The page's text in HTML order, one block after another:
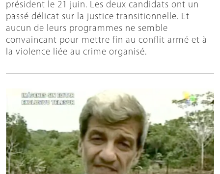
président le 21 juin. Les deux candidats ont un
passé délicat sur la justice transitionnelle. Et
aucun de leurs programmes ne semble
convaincant pour mettre fin au conflit armé et à
la violence liée au crime organisé.